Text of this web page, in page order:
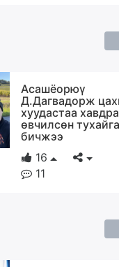
Асашёорюү
Д.Дагвадорж
хуудастаа
өвчилсөн
бичжээ
16
11